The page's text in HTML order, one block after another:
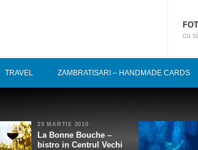
cu
TRAVEL ZAMBRATISARI – HANDMADE CARDS
29 MARTIE 2010
La Bonne Bouche –
bistro in Centrul Vechi